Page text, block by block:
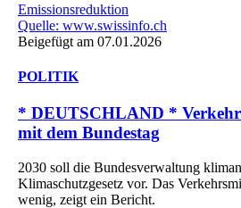
Emissionsreduktion
Quelle: www.swissinfo.ch
Beigefügt am 07.01.2026
POLITIK
* DEUTSCHLAND *
mit dem Bundestag
2030 soll die Bundesverwaltung
Klimaschutzgesetz vor. Das
wenig, zeigt ein Bericht.